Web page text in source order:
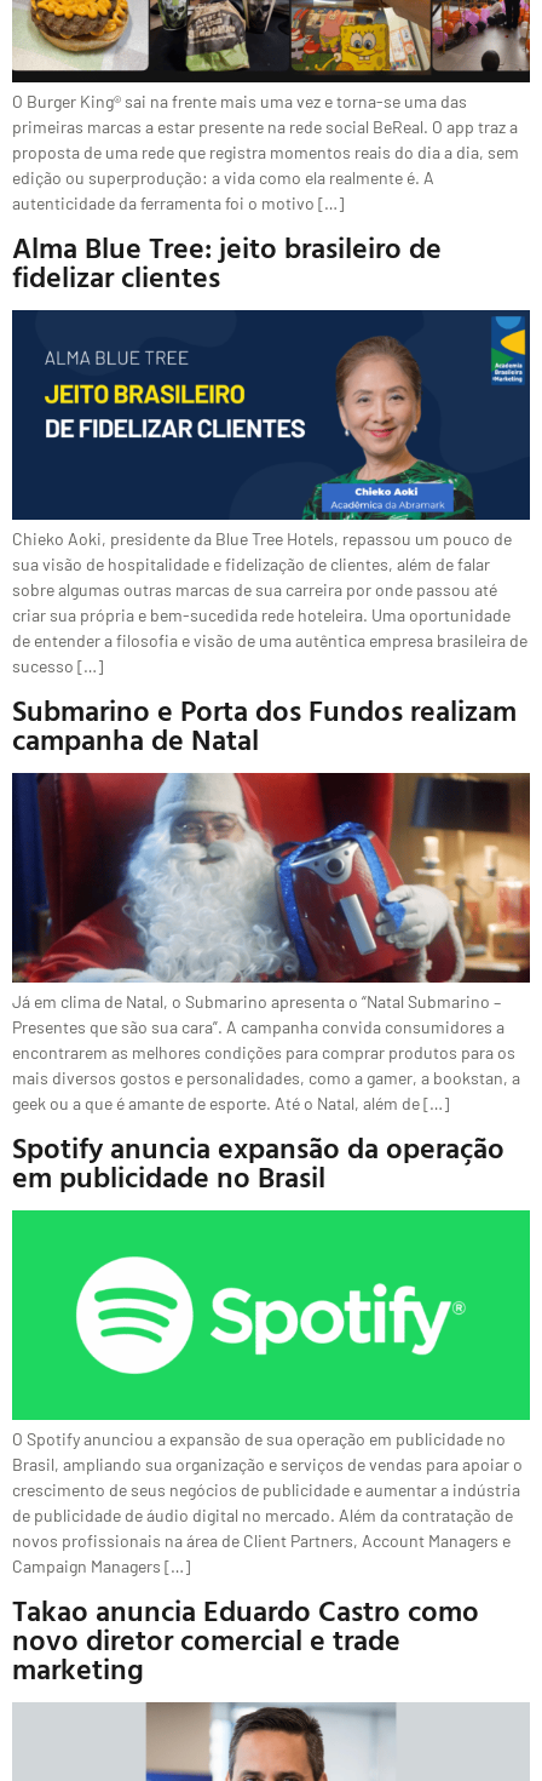
O Burger King® sai na frente mais uma vez e torna-se uma das
primeiras marcas a estar presente na rede social BeReal. O app traz a
proposta de uma rede que registra momentos reais do dia a dia, sem
edição ou superprodução: a vida como ela realmente é. A
autenticidade da ferramenta foi o motivo […]
Alma Blue Tree: jeito brasileiro de
fidelizar clientes
Chieko Aoki, presidente da Blue Tree Hotels, repassou um pouco de
sua visão de hospitalidade e fidelização de clientes, além de falar
sobre algumas outras marcas de sua carreira por onde passou até
criar sua própria e bem-sucedida rede hoteleira. Uma oportunidade
de entender a filosofia e visão de uma autêntica empresa brasileira de
sucesso […]
Submarino e Porta dos Fundos realizam
campanha de Natal
Já em clima de Natal, o Submarino apresenta o “Natal Submarino –
Presentes que são sua cara”. A campanha convida consumidores a
encontrarem as melhores condições para comprar produtos para os
mais diversos gostos e personalidades, como a gamer, a bookstan, a
geek ou a que é amante de esporte. Até o Natal, além de […]
Spotify anuncia expansão da operação
em publicidade no Brasil
O Spotify anunciou a expansão de sua operação em publicidade no
Brasil, ampliando sua organização e serviços de vendas para apoiar o
crescimento de seus negócios de publicidade e aumentar a indústria
de publicidade de áudio digital no mercado. Além da contratação de
novos profissionais na área de Client Partners, Account Managers e
Campaign Managers […]
Takao anuncia Eduardo Castro como
novo diretor comercial e trade
marketing